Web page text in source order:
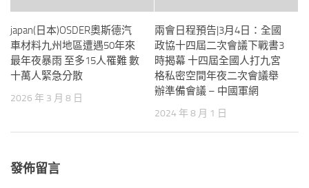
japan(日本)OSDER奧斯德汽
車材料九州地區遭遇50年來
最年夜暴雨 至多15人罹難 數
十萬人緊急分散
2026 年 3 月 8 日
兩會日程預告|3月4日：全國
政協十四屆二次會議下戰書3
時揭幕 十四屆全國人打九宮
格私密空間年夜二次會議舉
辦準備會議 – 中國軍網
2024 年 8 月 1 日
發佈留言